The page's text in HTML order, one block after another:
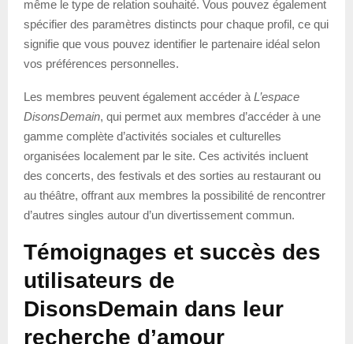
même le type de relation souhaité. Vous pouvez également
spécifier des paramètres distincts pour chaque profil, ce qui
signifie que vous pouvez identifier le partenaire idéal selon
vos préférences personnelles.
Les membres peuvent également accéder à L’espace
DisonsDemain, qui permet aux membres d’accéder à une
gamme complète d’activités sociales et culturelles
organisées localement par le site. Ces activités incluent
des concerts, des festivals et des sorties au restaurant ou
au théâtre, offrant aux membres la possibilité de rencontrer
d’autres singles autour d’un divertissement commun.
Témoignages et succès des
utilisateurs de
DisonsDemain dans leur
recherche d’amour